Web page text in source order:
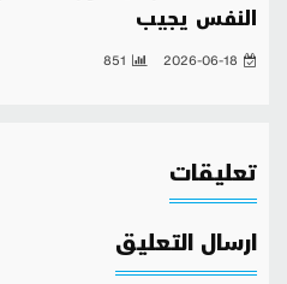
النفس يجيب
2026-06-18
851
تعليقات
ارسال التعليق